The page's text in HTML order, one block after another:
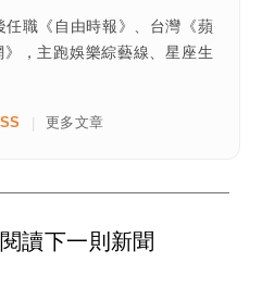
職《自由時報》、台灣《蘋
，主跑娛樂綜藝線、星座生
更多文章
讀下一則新聞